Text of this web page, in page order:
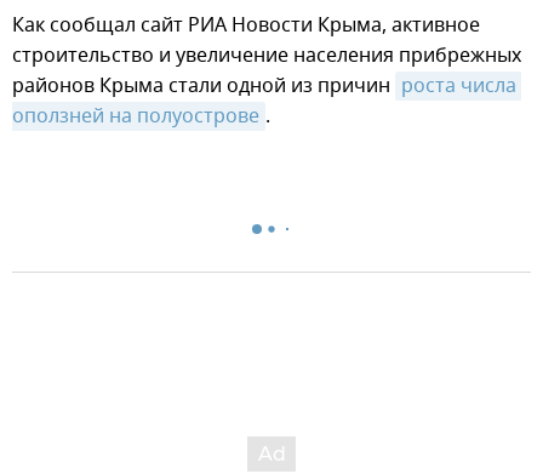
Как сообщал сайт РИА Новости Крыма, активное
строительство и увеличение населения прибрежных
районов Крыма стали одной из причин роста числа
оползней на полуострове .